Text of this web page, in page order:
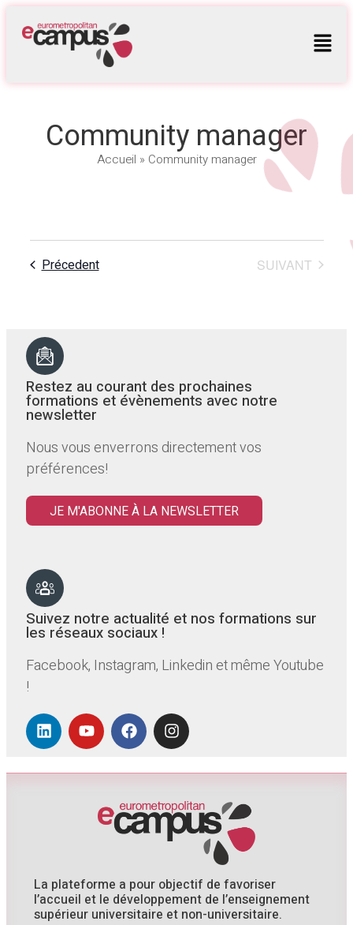
Community manager
Accueil » Community manager
Précedent SUIVANT
Restez au courant des prochaines
formations et évènements avec notre
newsletter
Nous vous enverrons directement vos
préférences!
JE M'ABONNE À LA NEWSLETTER
Suivez notre actualité et nos formations sur
les réseaux sociaux !
Facebook, Instagram, Linkedin et même Youtube
!
La plateforme a pour objectif de favoriser
l’accueil et le développement de l’enseignement
supérieur universitaire et non-universitaire.